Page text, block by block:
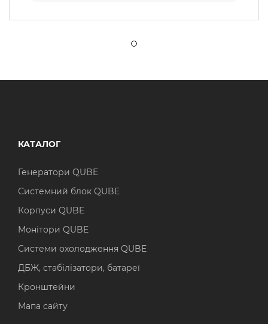
КАТАЛОГ
Генератори QUBE
Системний блок QUBE
Корпуси QUBE
Монітори QUBE
Системи охолодження QUBE
ДБЖ, стабілізатори, батареї
Кронштейни
Мапа сайту